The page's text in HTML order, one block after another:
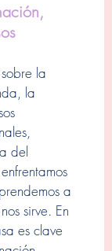
la
la
del
a
sirve. En
es clave